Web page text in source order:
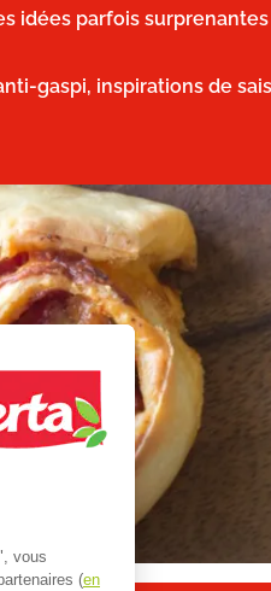
idées parfois
gaspi, inspirations de
vous
(en